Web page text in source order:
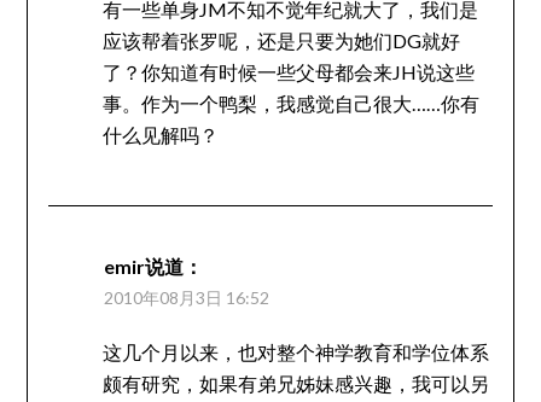
有一些单身JM不知不觉年纪就大了，我们是
应该帮着张罗呢，还是只要为她们DG就好
了？你知道有时候一些父母都会来JH说这些
事。作为一个鸭梨，我感觉自己很大……你有
什么见解吗？
emir说道：
2010年08月3日 16:52
这几个月以来，也对整个神学教育和学位体系
颇有研究，如果有弟兄姊妹感兴趣，我可以另